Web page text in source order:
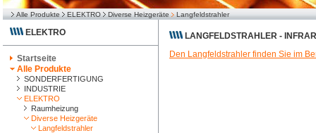
Alle Produkte ELEKTRO Diverse Heizgeräte Langfeldstrahler
ELEKTRO
Startseite
Alle Produkte
SONDERFERTIGUNG
INDUSTRIE
ELEKTRO
Raumheizung
Diverse Heizgeräte
Langfeldstrahler
LANGFELDSTRAHLER -
Den Langfeldstrahler finden Sie im